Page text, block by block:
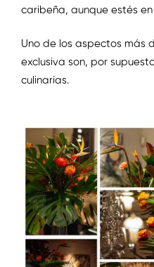
caribeña, aunque estés
Uno de los aspectos más
exclusiva son, por
culinarias.